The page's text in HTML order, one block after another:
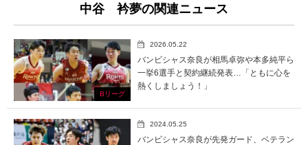
中谷 衿夢の関連ニュース
Bリーグ
2026.05.22
バンビシャス奈良が相馬卓弥や本多純平ら
一挙6選手と契約継続発表…「ともに心を
熱くしましょう！」
2024.05.25
バンビシャス奈良が先発ガード、ベテラン